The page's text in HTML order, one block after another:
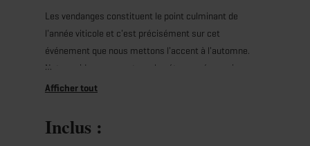
Les vendanges constituent le point culminant de
l'année viticole et c'est précisément sur cet
événement que nous mettons l'accent à l'automne.
Notre guide vous montrera les étapes nécessaires
pour en arriver là et vous expliquera ce qu’il advient des
un vin accompli dans votre verre.
Inclus :